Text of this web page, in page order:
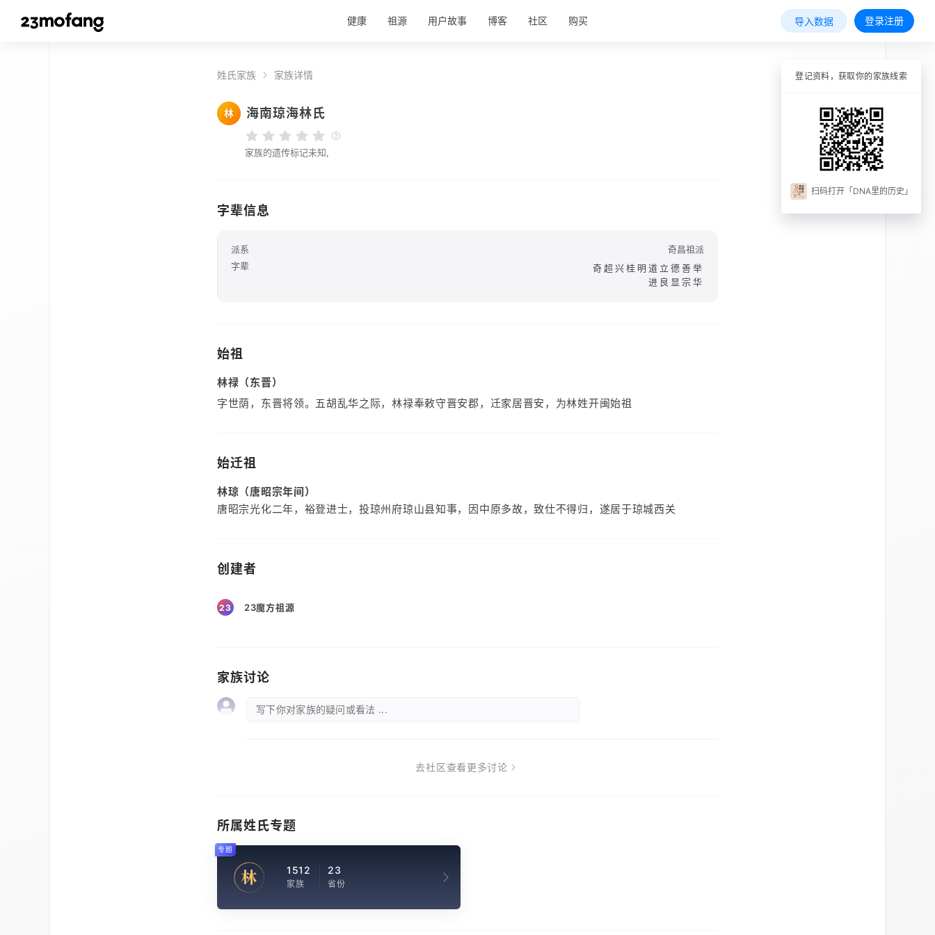
健康 祖源 用户故事 博客 社区 购买 导入数据 登录注册
姓氏家族 家族详情
林 海南琼海林氏
家族的遗传标记未知,
字辈信息
派系
奇昌祖派
字辈
奇超兴桂明道立德善举
进良显宗华
始祖
林禄（东晋）
字世荫，东晋将领。五胡乱华之际，林禄奉敕守晋安郡，迁家居晋安，为林姓开闽始祖
始迁祖
林琼（唐昭宗年间）
唐昭宗光化二年，裕登进士，投琼州府琼山县知事，因中原多故，致仕不得归，遂居于琼城西关
创建者
23 23魔方祖源
家族讨论
写下你对家族的疑问或看法 ...
去社区查看更多讨论
所属姓氏专题
林 1512
家族
23
省份
专题
登记资料，获取你的家族线索
扫码打开「DNA里的历史」